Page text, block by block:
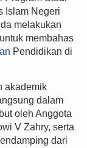
Islam Negeri
melakukan
membahas
Pendidikan di
akademik
dalam
oleh Anggota
V Zahry, serta
dari